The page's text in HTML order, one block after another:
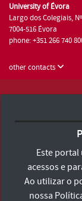
University of Évora
Largo dos Colegiais,
7004-516 Évora
phone: +351 266 740
other contacts
Este
acessos e
Ao utilizar o
nossa